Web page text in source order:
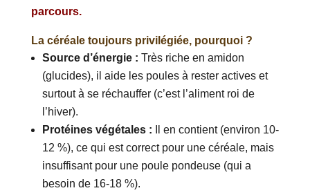
parcours.
La céréale toujours privilégiée, pourquoi ?
Source d’énergie : Très riche en amidon
(glucides), il aide les poules à rester actives et
surtout à se réchauffer (c’est l’aliment roi de
l’hiver).
Protéines végétales : Il en contient (environ 10-
12 %), ce qui est correct pour une céréale, mais
insuffisant pour une poule pondeuse (qui a
besoin de 16-18 %).